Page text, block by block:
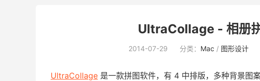
UltraCollage - 相册
2014-07-29 分类： Mac / 图形设计
UltraCollage 是一款拼图软件，有 4 中排版，多种背景图